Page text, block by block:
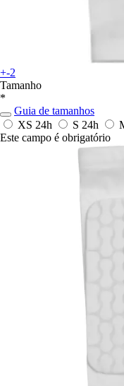
+-2
Tamanho
*
Guia de tamanhos
XS 24h S 24h
Este campo é obrigatório